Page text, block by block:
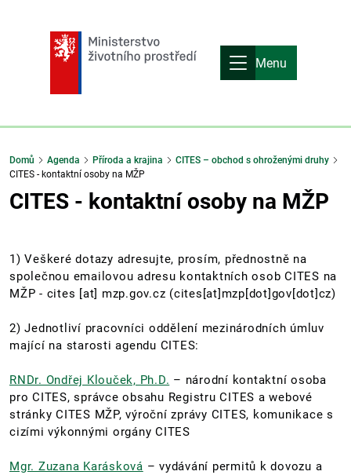
Menu
Domů Agenda Příroda a krajina
CITES – obchod s ohroženými druhy
CITES - kontaktní osoby na MŽP
CITES - kontaktní osoby na MŽP
1) Veškeré dotazy adresujte, prosím, přednostně na
společnou emailovou adresu kontaktních osob CITES na
MŽP - cites [at] mzp.gov.cz (cites[at]mzp[dot]gov[dot]cz)
2) Jednotliví pracovníci oddělení mezinárodních úmluv
mající na starosti agendu CITES:
RNDr. Ondřej Klouček, Ph.D. – národní kontaktní osoba
pro CITES, správce obsahu Registru CITES a webové
stránky CITES MŽP, výroční zprávy CITES, komunikace s
cizími výkonnými orgány CITES
Mgr. Zuzana Karásková – vydávání permitů k dovozu a